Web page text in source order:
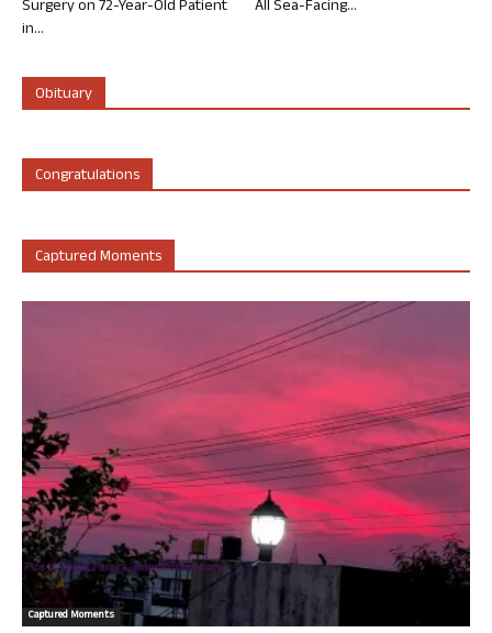
Surgery on 72-Year-Old Patient
in...
All Sea-Facing...
Obituary
Congratulations
Captured Moments
Captured Moments